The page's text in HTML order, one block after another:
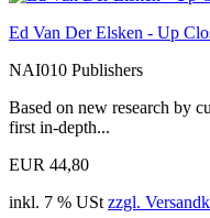
Ed Van Der Elsken - Up
NAI010 Publishers
Based on new research by
first in-depth...
EUR 44,80
inkl. 7 % USt zzgl.